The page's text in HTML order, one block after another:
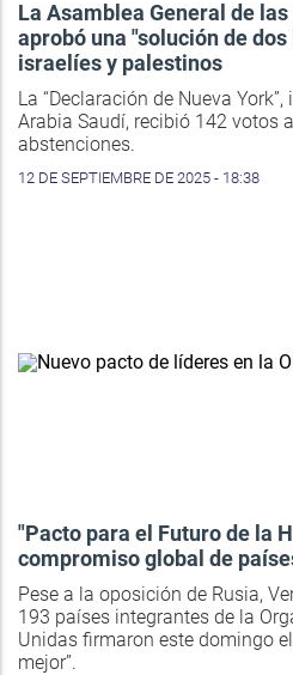
La Asamblea General de
aprobó una "solución de
israelíes y palestinos
La “Declaración de Nueva
Arabia Saudí, recibió 142 votos
abstenciones.
12 DE SEPTIEMBRE DE 2025 - 18:38
"Pacto para el Futuro de la
compromiso global de
Pese a la oposición de Rusia,
193 países integrantes de la
Unidas firmaron este domingo
mejor”.